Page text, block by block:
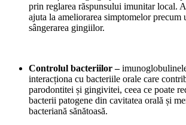
prin reglarea răspunsului imunitar local.
ajuta la ameliorarea simptomelor precum
sângerarea gingiilor.
Controlul bacteriilor –
interacționa cu bacteriile orale care
parodontitei și gingivitei, ceea ce poate
bacterii patogene din cavitatea orală și
bacteriană sănătoasă.